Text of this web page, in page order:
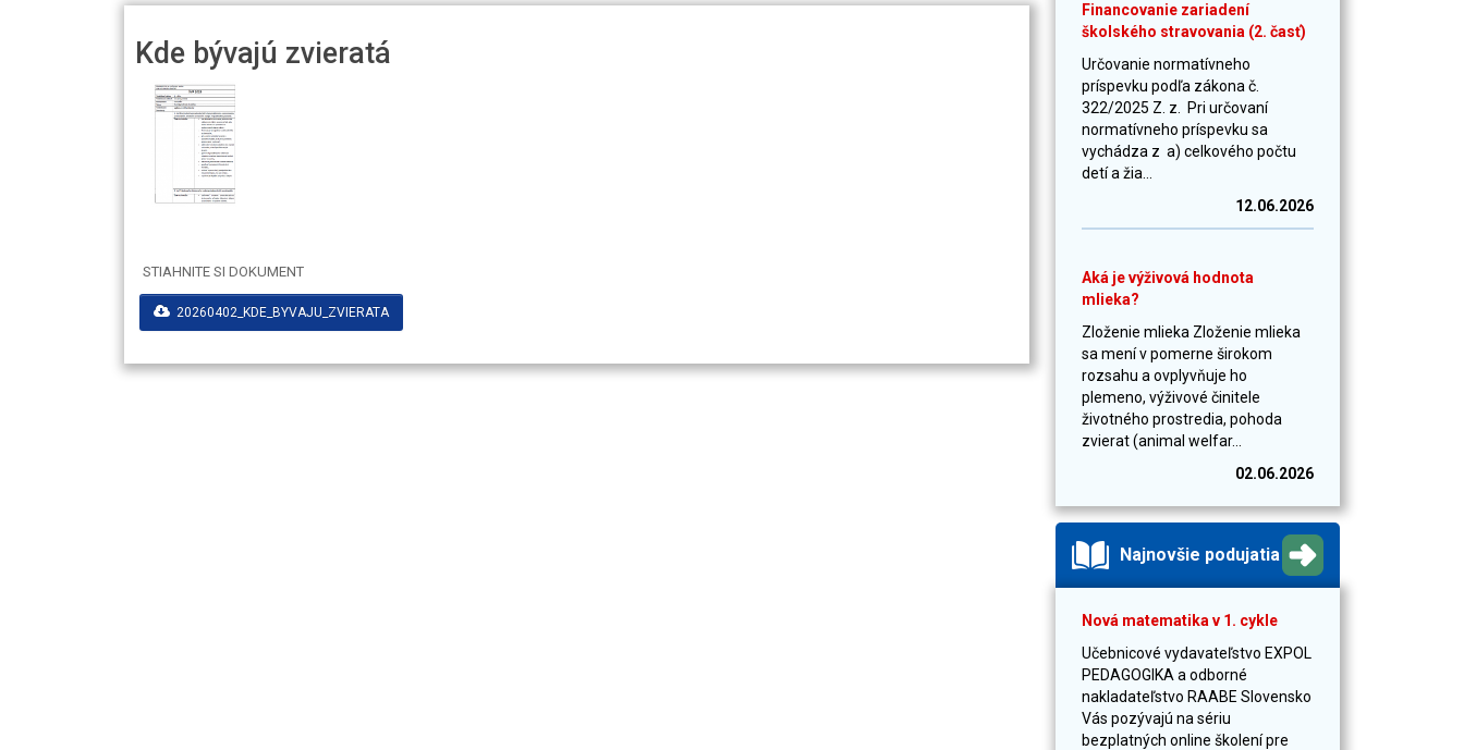
Kde bývajú zvieratá
STIAHNITE SI DOKUMENT
20260402_KDE_BYVAJU_ZVIERATA
Financovanie zariadení
školského stravovania (2. časť)
Určovanie normatívneho
príspevku podľa zákona č.
322/2025 Z. z. Pri určovaní
normatívneho príspevku sa
vychádza z a) celkového počtu
detí a žia...
12.06.2026
Aká je výživová hodnota
mlieka?
Zloženie mlieka Zloženie mlieka
sa mení v pomerne širokom
rozsahu a ovplyvňuje ho
plemeno, výživové činitele
životného prostredia, pohoda
zvierat (animal welfar...
02.06.2026
Najnovšie podujatia
Nová matematika v 1. cykle
Učebnicové vydavateľstvo EXPOL
PEDAGOGIKA a odborné
nakladateľstvo RAABE Slovensko
Vás pozývajú na sériu
bezplatných online školení pre